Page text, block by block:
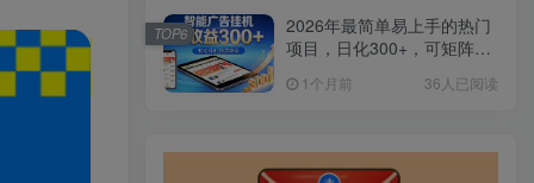
2026年最简单易上手的热门
项目，日化300+，可矩阵操
1个月前 36人已阅读
TOP6